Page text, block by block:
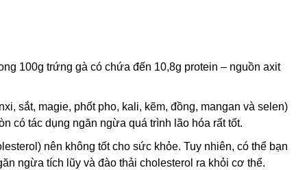
100g trứng gà có chứa đến 10,8g protein – nguồn axit
sắt, magie, phốt pho, kali, kẽm, đồng, mangan và selen)
có tác dụng ngăn ngừa quá trình lão hóa rất tốt.
nên không tốt cho sức khỏe. Tuy nhiên, có thể bạn
ngừa tích lũy và đào thải cholesterol ra khỏi cơ thể.